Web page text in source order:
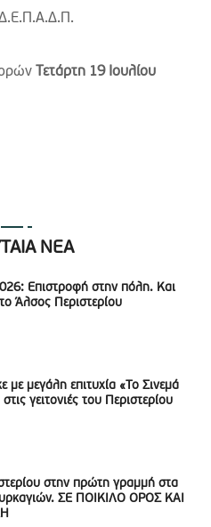
Δ.Ε.Π.Α.Δ.Π.
Τετάρτη 19 Ιουλίου
ΝΕΑ
Επιστροφή στην πόλη. Και
Άλσος Περιστερίου
μεγάλη επιτυχία «Το Σινεμά
γειτονιές του Περιστερίου
στην πρώτη γραμμή στα
ΣΕ ΠΟΙΚΙΛΟ ΟΡΟΣ ΚΑΙ